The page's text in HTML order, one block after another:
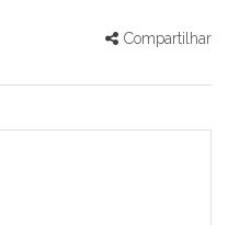
Compartilhar